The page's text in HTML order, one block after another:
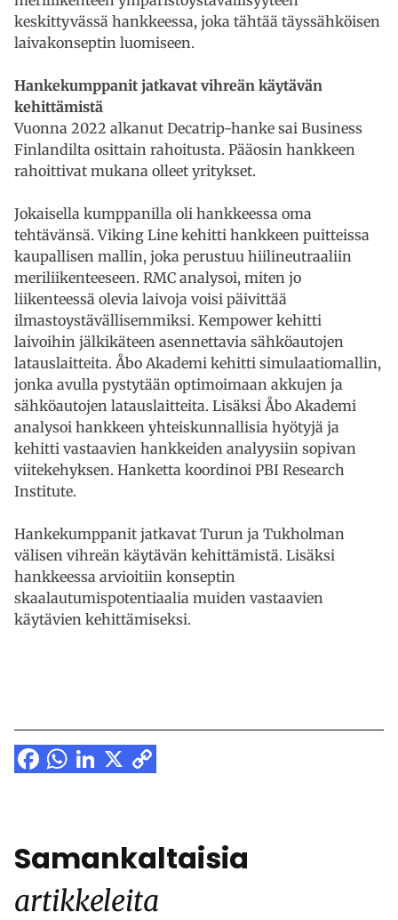
keskittyvässä hankkeessa, joka tähtää täyssähköisen
laivakonseptin luomiseen.
Hankekumppanit jatkavat vihreän käytävän
kehittämistä
Vuonna 2022 alkanut Decatrip-hanke sai Business
Finlandilta osittain rahoitusta. Pääosin hankkeen
rahoittivat mukana olleet yritykset.
Jokaisella kumppanilla oli hankkeessa oma
tehtävänsä. Viking Line kehitti hankkeen puitteissa
kaupallisen mallin, joka perustuu hiilineutraaliin
meriliikenteeseen. RMC analysoi, miten jo
liikenteessä olevia laivoja voisi päivittää
ilmastoystävällisemmiksi. Kempower kehitti
laivoihin jälkikäteen asennettavia sähköautojen
latauslaitteita. Åbo Akademi kehitti simulaatiomallin,
jonka avulla pystytään optimoimaan akkujen ja
sähköautojen latauslaitteita. Lisäksi Åbo Akademi
analysoi hankkeen yhteiskunnallisia hyötyjä ja
kehitti vastaavien hankkeiden analyysiin sopivan
viitekehyksen. Hanketta koordinoi PBI Research
Institute.
Hankekumppanit jatkavat Turun ja Tukholman
välisen vihreän käytävän kehittämistä. Lisäksi
hankkeessa arvioitiin konseptin
skaalautumispotentiaalia muiden vastaavien
käytävien kehittämiseksi.
Samankaltaisia
artikkeleita